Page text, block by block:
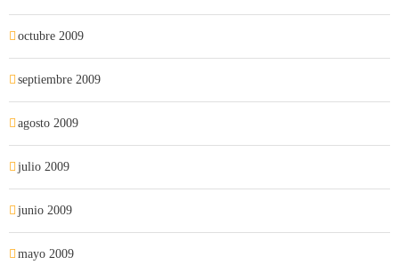
octubre 2009
septiembre 2009
agosto 2009
julio 2009
junio 2009
mayo 2009